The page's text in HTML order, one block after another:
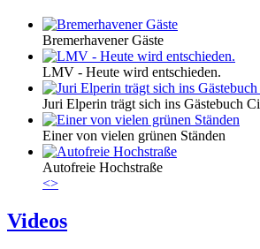
Bremerhavener Gäste
LMV - Heute wird entschieden.
Juri Elperin trägt sich ins Gästebuch
Einer von vielen grünen Ständen
Autofreie Hochstraße
<>
Videos